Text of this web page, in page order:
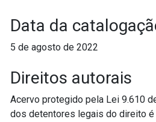
Data da
5 de agosto de 2022
Direitos autorais
Acervo protegido pela Lei 9.610
dos detentores legais do direito